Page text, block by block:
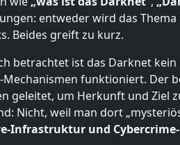
entweder wird das
Beides greift zu kurz.
betrachtet ist das Darknet
Mechanismen funktioniert. Der
geleitet, um Herkunft und Ziel
Nicht, weil man dort
Infrastruktur und